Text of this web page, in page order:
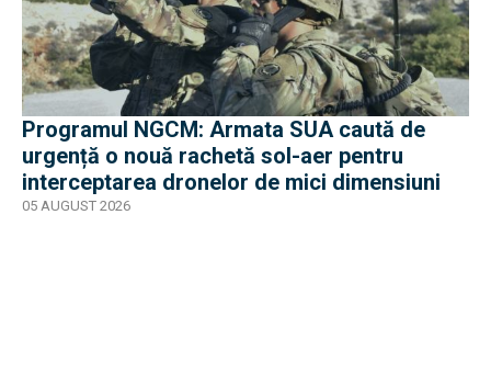
Programul NGCM: Armata SUA caută de
urgență o nouă rachetă sol-aer pentru
interceptarea dronelor de mici dimensiuni
05 AUGUST 2026